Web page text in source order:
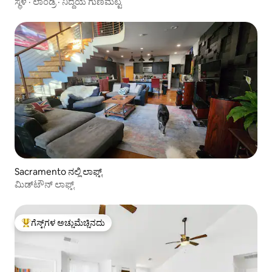
Sacramento ನಲ್ಲಿ ಲಾಫ್ಟ್
ಮಿಡ್‌ಟೌನ್ ಲಾಫ್ಟ್
ಗೆಸ್ಟ್‌ಗಳಿಗೆ ಅತಿ ಹೆಚ್ಚು ಅಚ್ಚುಮೆಚ್ಚಿನದು
ಗೆಸ್ಟ್‌ಗಳ ಅಚ್ಚುಮೆಚ್ಚಿನದು